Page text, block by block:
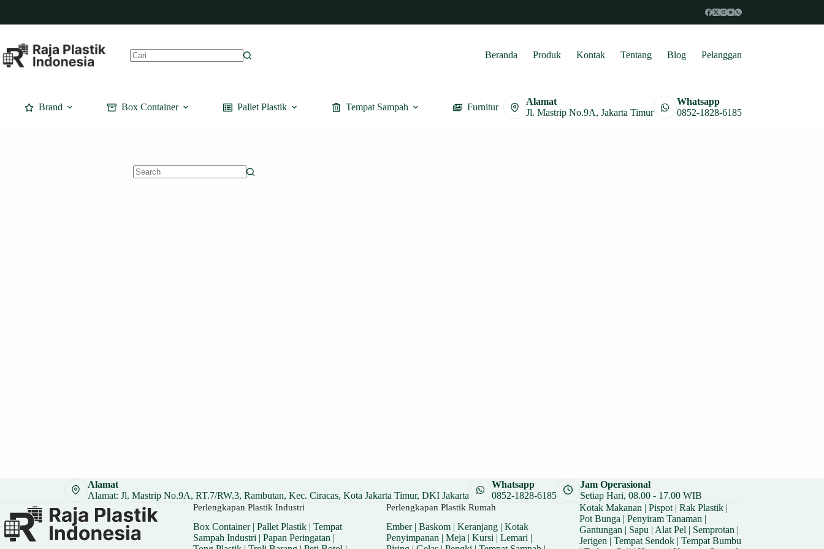
content
Beranda Produk Kontak Tentang Blog Pelanggan
Brand Box Container Pallet Plastik Tempat Sampah Furnitur
Alamat
Jl. Mastrip No.9A, Jakarta Timur
Whatsapp
0852-1828-6185
Alamat
Alamat: Jl. Mastrip No.9A, RT.7/RW.3, Rambutan, Kec. Ciracas, Kota Jakarta Timur, DKI Jakarta
Whatsapp
0852-1828-6185
Jam Operasional
Setiap Hari, 08.00 - 17.00 WIB
Perlengkapan Plastik Industri
Box Container| Pallet Plastik| Tempat
Sampah Industri | Papan Peringatan |
Perlengkapan Plastik Rumah
Ember| Baskom| Keranjang| Kotak
Penyimpanan | Meja | Kursi | Lemari |
Kotak Makanan | Pispot| Rak Plastik|
Pot Bunga | Penyiram Tanaman |
Gantungan | Sapu | Alat Pel | Semprotan |
Jerigen | Tempat Sendok| Tempat Bumbu